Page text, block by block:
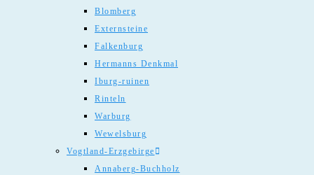
Blomberg
Externsteine
Falkenburg
Hermanns Denkmal
Iburg-ruinen
Rinteln
Warburg
Wewelsburg
Vogtland-Erzgebirge
Annaberg-Buchholz